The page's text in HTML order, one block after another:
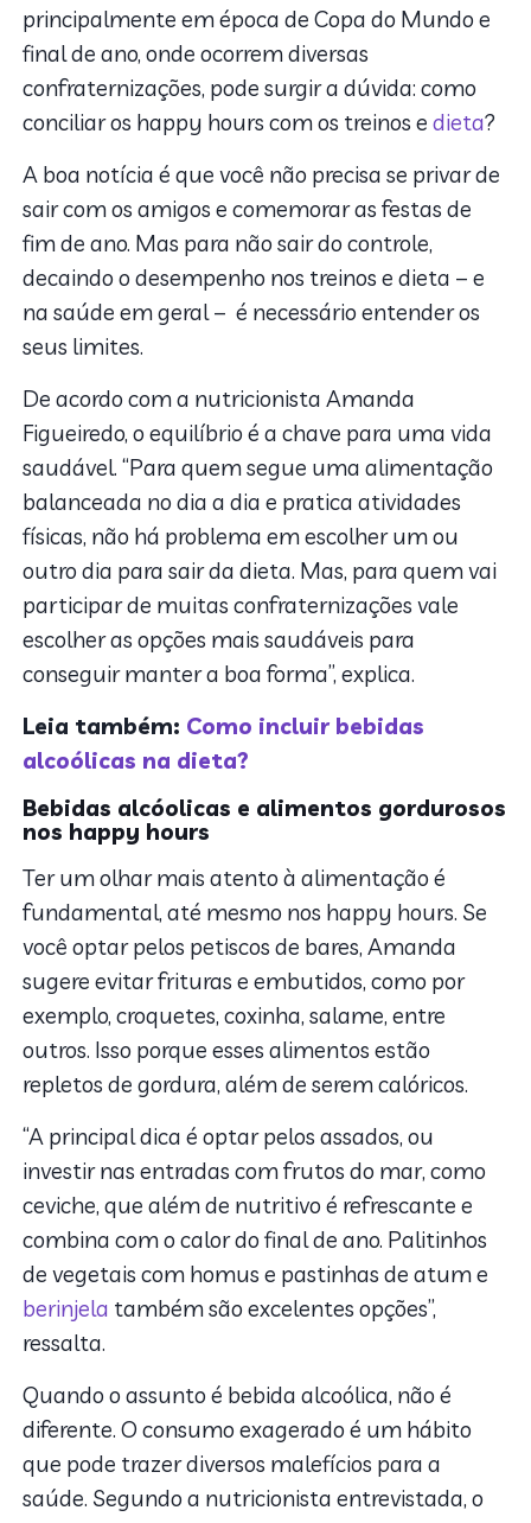
principalmente em época de Copa do Mundo e
final de ano, onde ocorrem diversas
confraternizações, pode surgir a dúvida: como
conciliar os happy hours com os treinos edieta?
A boa notícia é que você não precisa se privar de
sair com os amigos e comemorar as festas de
fim de ano. Mas para não sair do controle,
decaindo o desempenho nos treinos e dieta – e
na saúde em geral – é necessário entender os
seus limites.
De acordo com a nutricionista Amanda
Figueiredo, o equilíbrio é a chave para uma vida
saudável. “Para quem segue uma alimentação
balanceada no dia a dia e pratica atividades
físicas, não há problema em escolher um ou
outro dia para sair da dieta. Mas, para quem vai
participar de muitas confraternizações vale
escolher as opções mais saudáveis para
conseguir manter a boa forma”, explica.
Leia também: Como incluir bebidas
alcoólicas na dieta?
Bebidas alcóolicas e alimentos gordurosos
nos happy hours
Ter um olhar mais atento à alimentação é
fundamental, até mesmo nos happy hours. Se
você optar pelos petiscos de bares, Amanda
sugere evitar frituras e embutidos, como por
exemplo, croquetes, coxinha, salame, entre
outros. Isso porque esses alimentos estão
repletos de gordura, além de serem calóricos.
“A principal dica é optar pelos assados, ou
investir nas entradas com frutos do mar, como
ceviche, que além de nutritivo é refrescante e
combina com o calor do final de ano. Palitinhos
de vegetais com homus e pastinhas de atum e
berinjela também são excelentes opções”,
ressalta.
Quando o assunto é bebida alcoólica, não é
diferente. O consumo exagerado é um hábito
que pode trazer diversos malefícios para a
saúde. Segundo a nutricionista entrevistada, o